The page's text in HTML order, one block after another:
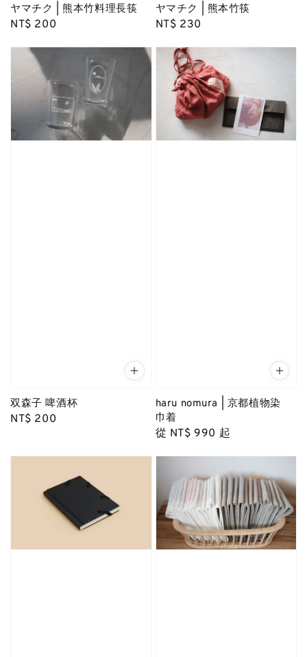
ヤマチク | 熊本竹料理長筷
Regular
NT$ 200
ヤマチク | 熊本竹筷
Regular
NT$ 230
双森子 啤酒杯
Regular
NT$ 200
haru nomura | 京都植物染
巾着
Regular
從 NT$ 990 起